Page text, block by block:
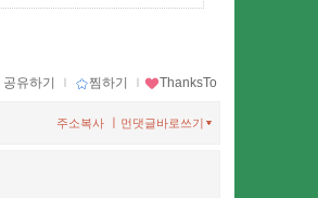
공유하기 ｌ 찜하기 ｌ ThanksTo
먼댓글바로쓰기
주소복사